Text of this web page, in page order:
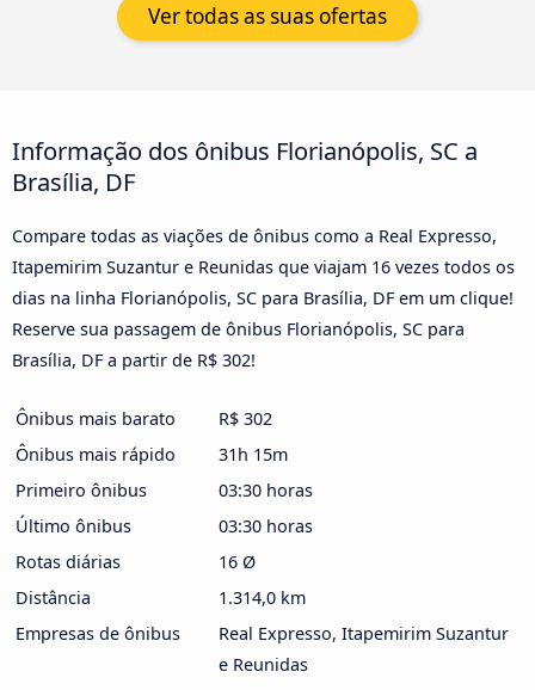
Ver todas as suas ofertas
Informação dos ônibus Florianópolis, SC a
Brasília, DF
Compare todas as viações de ônibus como a Real Expresso,
Itapemirim Suzantur e Reunidas que viajam 16 vezes todos os
dias na linha Florianópolis, SC para Brasília, DF em um clique!
Reserve sua passagem de ônibus Florianópolis, SC para
Brasília, DF a partir de R$ 302!
Ônibus mais barato
R$ 302
Ônibus mais rápido
31h 15m
Primeiro ônibus
03:30 horas
Último ônibus
03:30 horas
Rotas diárias
16 Ø
Distância
1.314,0 km
Empresas de ônibus
Real Expresso, Itapemirim Suzantur
e Reunidas